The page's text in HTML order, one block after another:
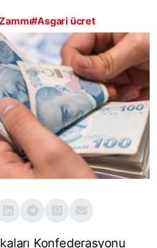
#Asgari ücret
Konfederasyonu